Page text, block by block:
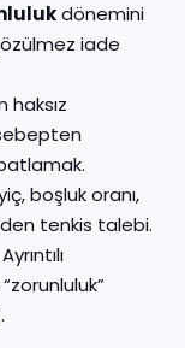
dönemini
iade
haksız
boşluk oranı,
tenkis talebi.